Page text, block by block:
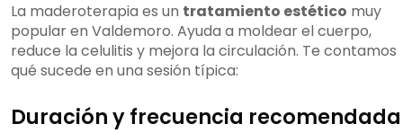
La maderoterapia es un tratamiento estético muy
popular en Valdemoro. Ayuda a moldear el cuerpo,
reduce la celulitis y mejora la circulación. Te contamos
qué sucede en una sesión típica:
Duración y frecuencia recomendada